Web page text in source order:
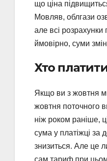
що ціна
Мовляв, облгази
але всі розрахунки
ймовірно, суми
Хто
Якщо ви з жовтня
жовтня поточного
ніж роком раніше,
сума у платіжці за
знизиться. Але це
сам тариф при